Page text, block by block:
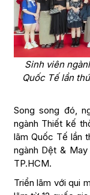
Sinh viên
Quốc Tế lần
Song song đó,
ngành Thiết kế
lãm Quốc Tế lần
ngành Dệt & May
TP.HCM.
Triển lãm với qui